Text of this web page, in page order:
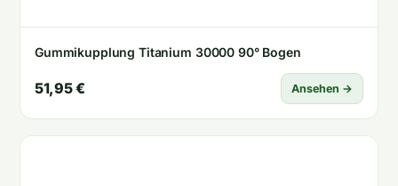
Gummikupplung Titanium 30000 90° Bogen
51,95 € Ansehen →